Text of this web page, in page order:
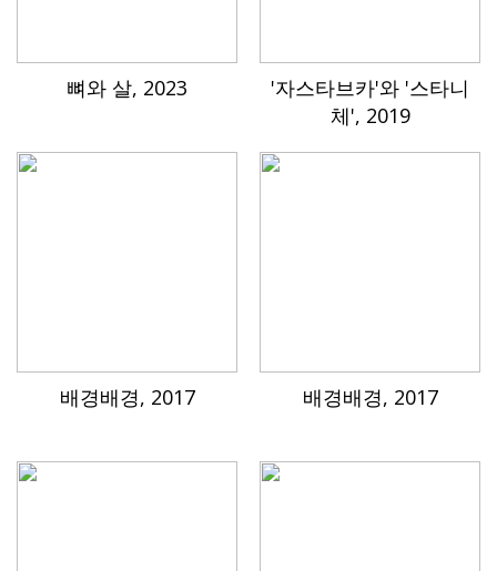
뼈와 살, 2023
'자스타브카'와 '스타니
체', 2019
배경배경, 2017 배경배경, 2017